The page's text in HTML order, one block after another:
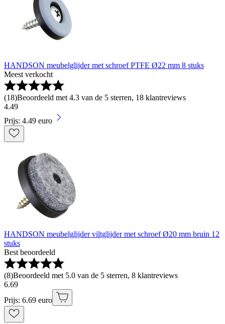
HANDSON meubelglijder met schroef PTFE Ø22 mm 8 stuks
Meest verkocht
(18)Beoordeeld met 4.3 van de 5 sterren, 18 klantreviews
4.49
Prijs: 4.49 euro
HANDSON meubelglijder viltglijder met schroef Ø20 mm bruin 12
stuks
Best beoordeeld
(8)Beoordeeld met 5.0 van de 5 sterren, 8 klantreviews
6.69
Prijs: 6.69 euro